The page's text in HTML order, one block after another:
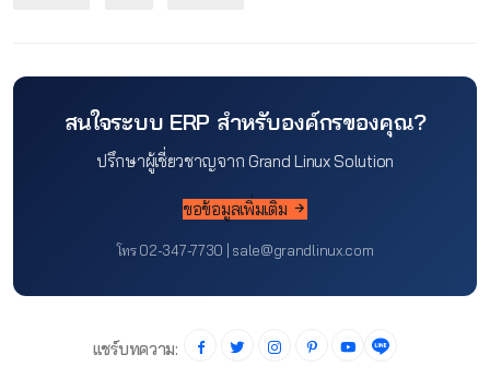
สนใจระบบ ERP สำหรับองค์กรของคุณ?
ปรึกษาผู้เชี่ยวชาญจาก Grand Linux Solution
ขอข้อมูลเพิ่มเติม
โทร 02-347-7730 | sale@grandlinux.com
แชร์บทความ: